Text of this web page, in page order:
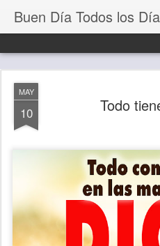
Buen Día Todos los
MAY
10 Todo